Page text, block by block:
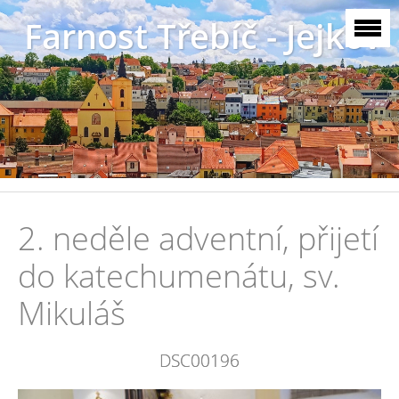
Farnost Třebíč - Jejkov
2. neděle adventní, přijetí
do katechumenátu, sv.
Mikuláš
DSC00196